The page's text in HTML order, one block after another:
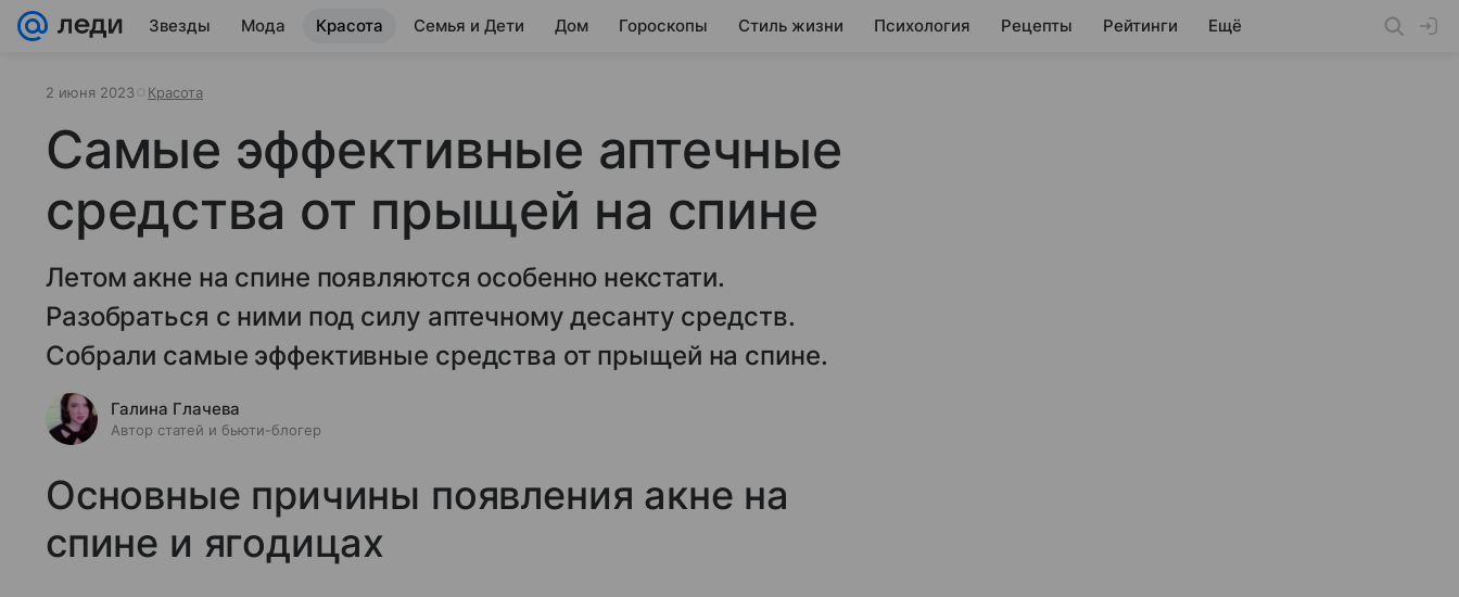
Звезды Мода Красота Семья и Дети Дом Гороскопы Стиль жизни Психология Рецепты Рейтинги Ещё
2 июня 2023 Красота
Самые эффективные аптечные
средства от прыщей на спине
Летом акне на спине появляются особенно некстати.
Разобраться с ними под силу аптечному десанту средств.
Собрали самые эффективные средства от прыщей на спине.
Галина Глачева
Автор статей и бьюти-блогер
Основные причины появления акне на
спине и ягодицах